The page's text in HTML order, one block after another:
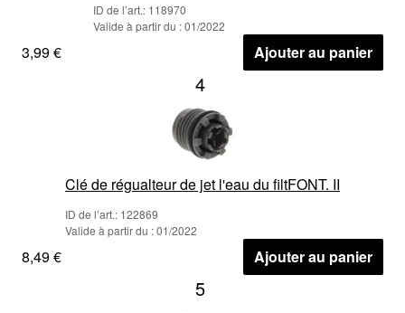
ID de l’art.: 118970
Valide à partir du : 01/2022
3,99 € Ajouter au panier
4
Clé de régualteur de jet l'eau du filtFONT. II
ID de l’art.: 122869
Valide à partir du : 01/2022
8,49 € Ajouter au panier
5